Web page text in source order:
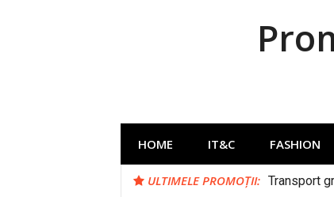
HOME IT&C FASHION
ULTIMELE PROMOȚII: Transport